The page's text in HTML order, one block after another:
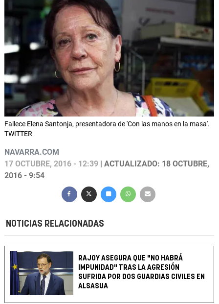
Fallece Elena Santonja, presentadora de 'Con las manos en la masa'.
TWITTER
NAVARRA.COM
17 OCTUBRE, 2016 - 12:39 | ACTUALIZADO: 18 OCTUBRE,
2016 - 9:54
NOTICIAS RELACIONADAS
RAJOY ASEGURA QUE "NO HABRÁ
IMPUNIDAD" TRAS LA AGRESIÓN
SUFRIDA POR DOS GUARDIAS CIVILES EN
ALSASUA